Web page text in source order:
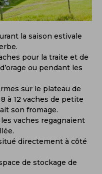
la saison estivale
pour la traite et de
ou pendant les
sur le plateau de
à 12 vaches de petite
son fromage.
les vaches regagnaient
directement à côté
de stockage de